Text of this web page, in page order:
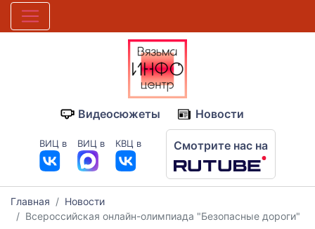
Видеосюжеты Новости
ВИЦ в ВИЦ в КВЦ в Смотрите нас на
Главная
Новости
Всероссийская онлайн-олимпиада "Безопасные дороги"